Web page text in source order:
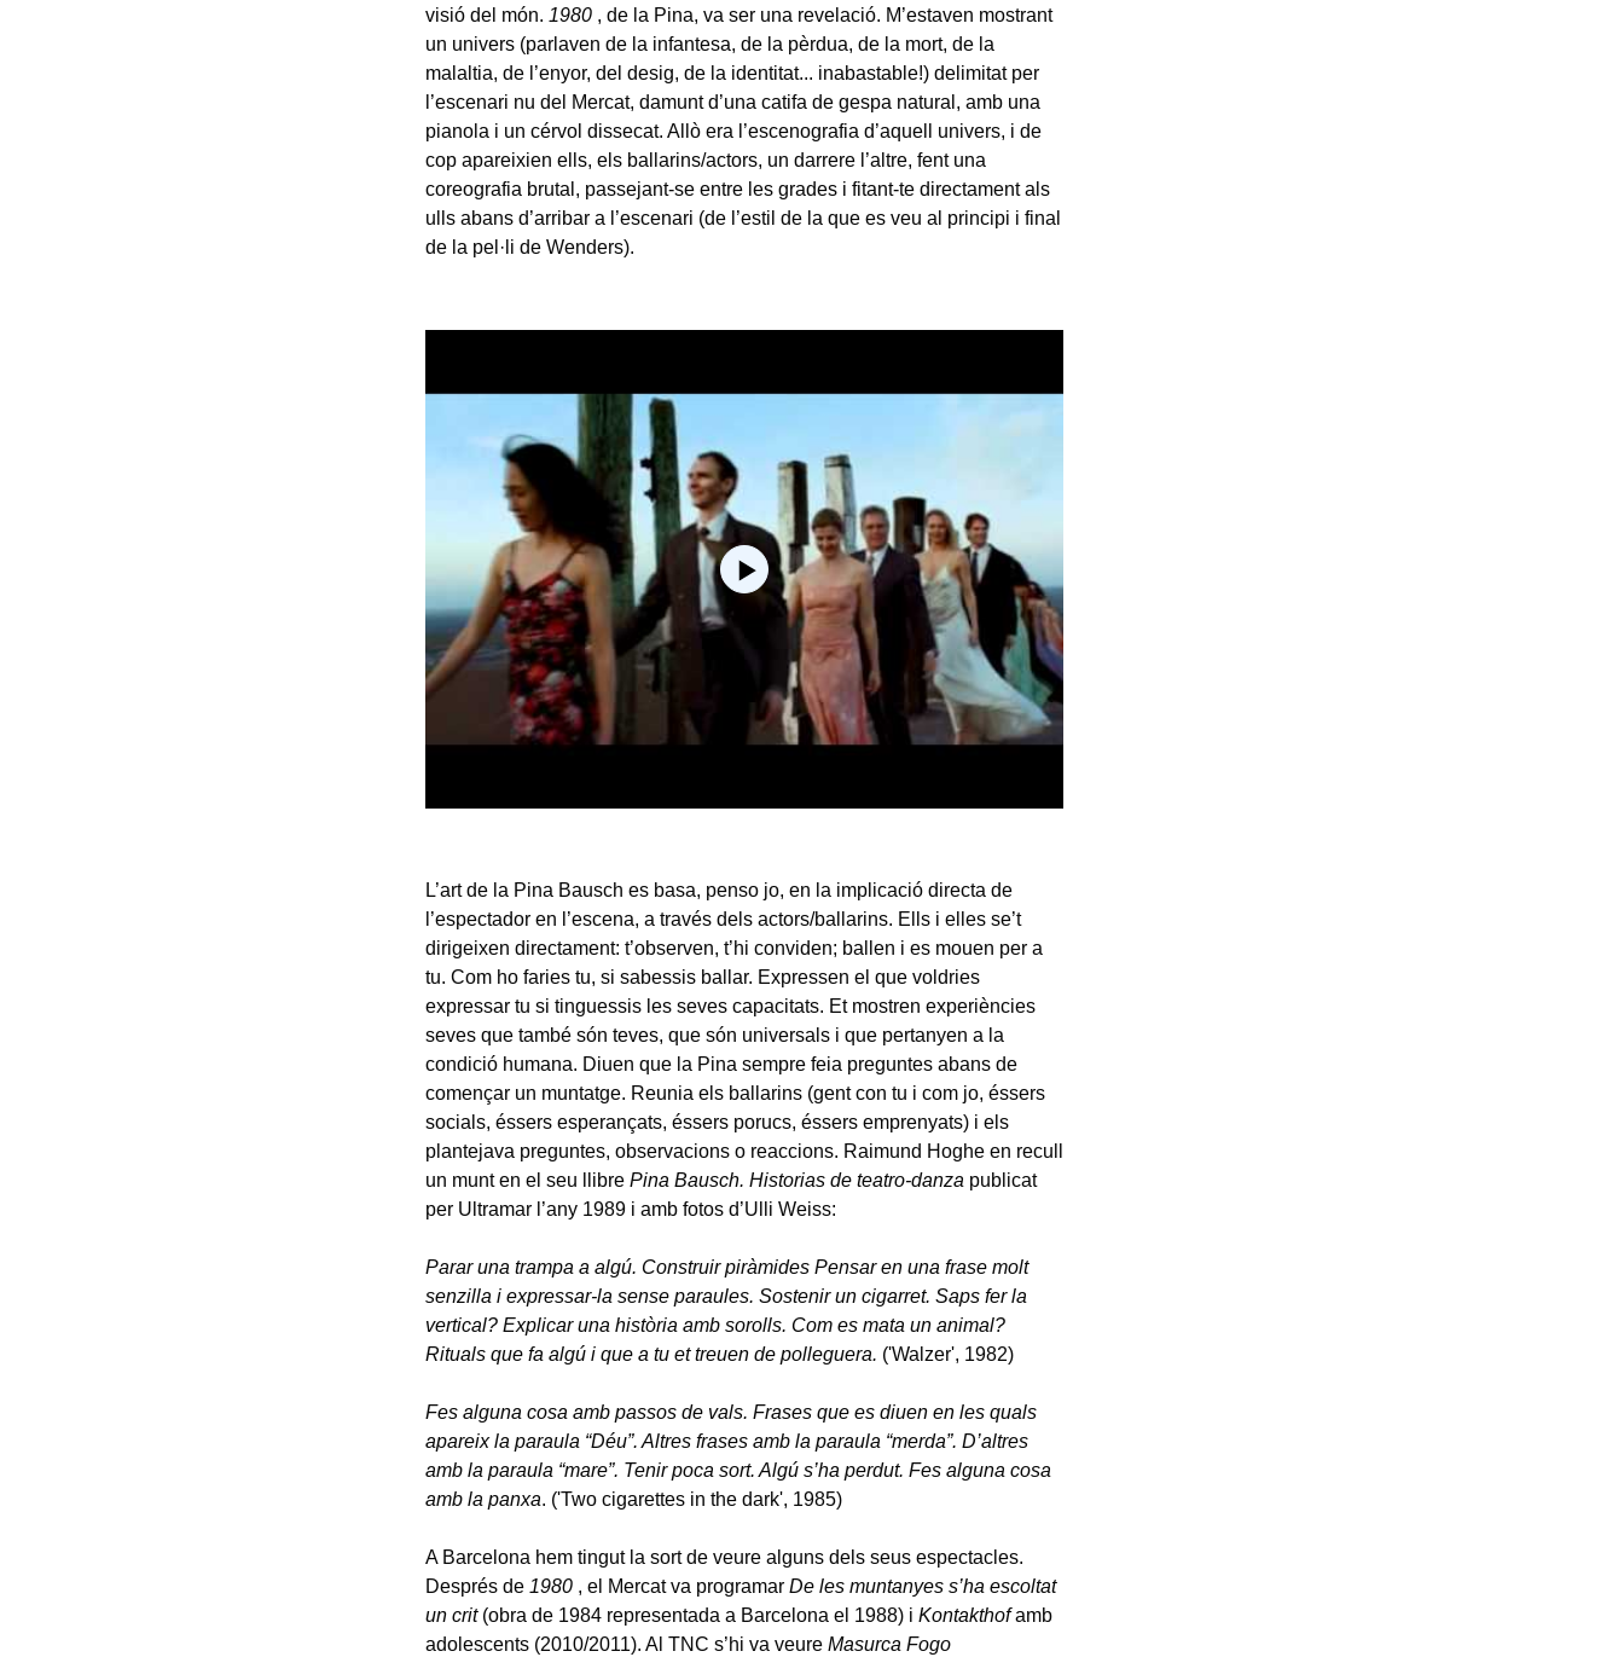
visió del món. 1980, de la Pina, va ser una revelació. M’estaven mostrant
un univers (parlaven de la infantesa, de la pèrdua, de la mort, de la
malaltia, de l’enyor, del desig, de la identitat... inabastable!) delimitat per
l’escenari nu del Mercat, damunt d’una catifa de gespa natural, amb una
pianola i un cérvol dissecat. Allò era l’escenografia d’aquell univers, i de
cop apareixien ells, els ballarins/actors, un darrere l’altre, fent una
coreografia brutal, passejant-se entre les grades i fitant-te directament als
ulls abans d’arribar a l’escenari (de l’estil de la que es veu al principi i final
de la pel·li de Wenders).
L’art de la Pina Bausch es basa, penso jo, en la implicació directa de
l’espectador en l’escena, a través dels actors/ballarins. Ells i elles se’t
dirigeixen directament: t’observen, t’hi conviden; ballen i es mouen per a
tu. Com ho faries tu, si sabessis ballar. Expressen el que voldries
expressar tu si tinguessis les seves capacitats. Et mostren experiències
seves que també són teves, que són universals i que pertanyen a la
condició humana. Diuen que la Pina sempre feia preguntes abans de
començar un muntatge. Reunia els ballarins (gent con tu i com jo, éssers
socials, éssers esperançats, éssers porucs, éssers emprenyats) i els
plantejava preguntes, observacions o reaccions. Raimund Hoghe en recull
un munt en el seu llibre Pina Bausch. Historias de teatro-danza publicat
per Ultramar l’any 1989 i amb fotos d’Ulli Weiss:
Parar una trampa a algú. Construir piràmides Pensar en una frase molt
senzilla i expressar-la sense paraules. Sostenir un cigarret. Saps fer la
vertical? Explicar una història amb sorolls. Com es mata un animal?
Rituals que fa algú i que a tu et treuen de polleguera. ('Walzer', 1982)
Fes alguna cosa amb passos de vals. Frases que es diuen en les quals
apareix la paraula “Déu”. Altres frases amb la paraula “merda”. D’altres
amb la paraula “mare”. Tenir poca sort. Algú s’ha perdut. Fes alguna cosa
amb la panxa. ('Two cigarettes in the dark', 1985)
A Barcelona hem tingut la sort de veure alguns dels seus espectacles.
Després de 1980, el Mercat va programar De les muntanyes s’ha escoltat
un crit(obra de 1984 representada a Barcelona el 1988) i Kontakthofamb
adolescents (2010/2011). Al TNC s’hi va veure Masurca Fogo